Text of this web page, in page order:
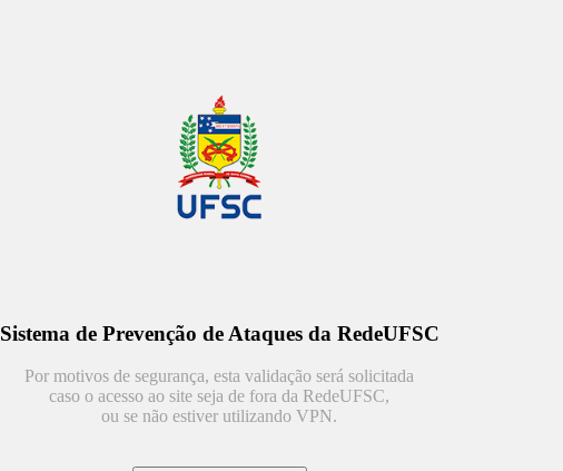
Sistema de Prevenção de Ataques da RedeUFSC
Por motivos de segurança, esta validação será solicitada
caso o acesso ao site seja de fora da RedeUFSC,
ou se não estiver utilizando VPN.